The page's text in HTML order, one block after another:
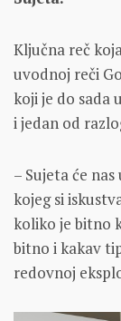
Ključna reč
uvodnoj reči
koji je do sada
i jedan od
– Sujeta će
kojeg si
koliko je bitno
bitno i kakav
redovnoj